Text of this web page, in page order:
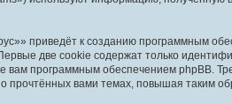
приведёт к созданию программным
две cookie содержат только
программным обеспечением phpBB.
вами темах, повышая таким